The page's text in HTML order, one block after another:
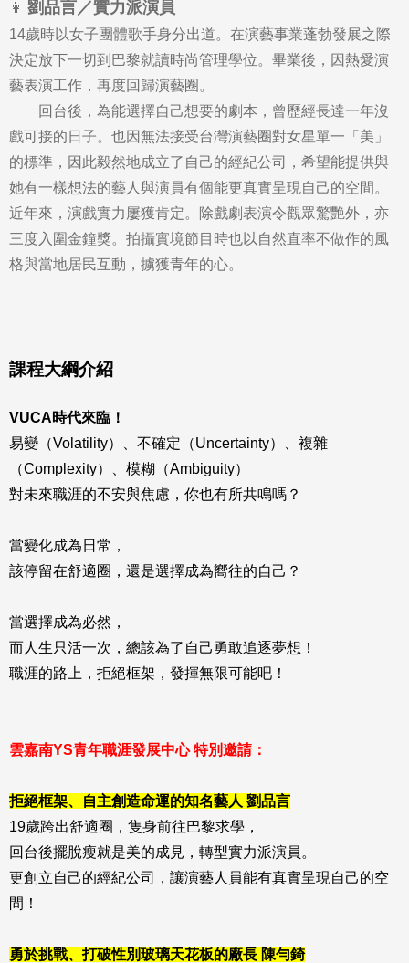
👩 劉品言／實力派演員
14歲時以女子團體歌手身分出道。在演藝事業蓬勃發展之際
決定放下一切到巴黎就讀時尚管理學位。畢業後，因熱愛演
藝表演工作，再度回歸演藝圈。
回台後，為能選擇自己想要的劇本，曾歷經長達一年沒
戲可接的日子。也因無法接受台灣演藝圈對女星單一「美」
的標準，因此毅然地成立了自己的經紀公司，希望能提供與
她有一樣想法的藝人與演員有個能更真實呈現自己的空間。
近年來，演戲實力屢獲肯定。除戲劇表演令觀眾驚艷外，亦
三度入圍金鐘獎。拍攝實境節目時也以自然直率不做作的風
格與當地居民互動，擄獲青年的心。
課程大綱介紹
VUCA時代來臨！
易變（Volatility）、不確定（Uncertainty）、複雜
（Complexity）、模糊（Ambiguity）
對未來職涯的不安與焦慮，你也有所共鳴嗎？
當變化成為日常，
該停留在舒適圈，還是選擇成為嚮往的自己？
當選擇成為必然，
而人生只活一次，總該為了自己勇敢追逐夢想！
職涯的路上，拒絕框架，發揮無限可能吧！
雲嘉南YS青年職涯發展中心 特別邀請：
拒絕框架、自主創造命運的知名藝人 劉品言
19歲跨出舒適圈，隻身前往巴黎求學，
回台後擺脫瘦就是美的成見，轉型實力派演員。
更創立自己的經紀公司，讓演藝人員能有真實呈現自己的空
間！
勇於挑戰、打破性別玻璃天花板的廠長 陳勻錡